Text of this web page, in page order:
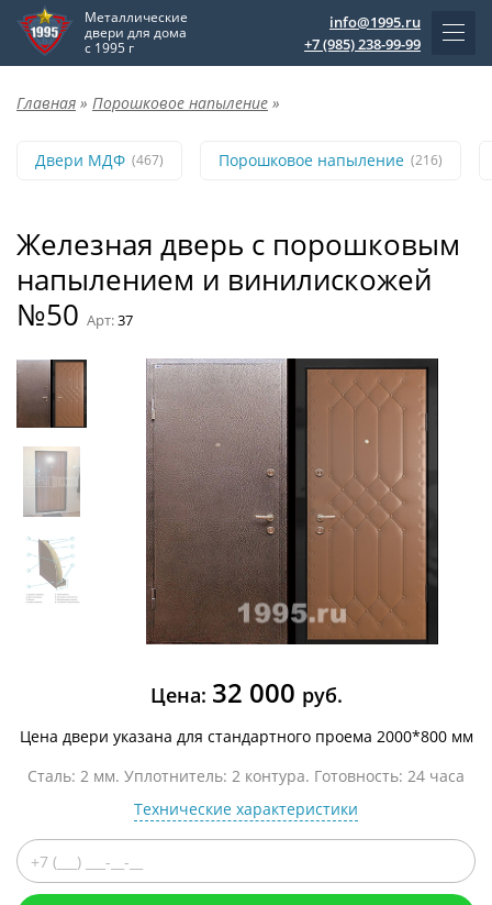
Металлические
двери для дома
с 1995 г
info@1995.ru
+7 (985) 238-99-99
Главная » Порошковое напыление »
Двери МДФ (467) Порошковое напыление (216)
Железная дверь с порошковым
напылением и винилискожей
№50 Арт:37
Цена: 32 000 руб.
Цена двери указана для стандартного проема 2000*800 мм
Сталь: 2 мм. Уплотнитель: 2 контура. Готовность: 24 часа
Технические характеристики